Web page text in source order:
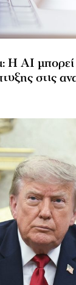
Η AI μπορεί
στις